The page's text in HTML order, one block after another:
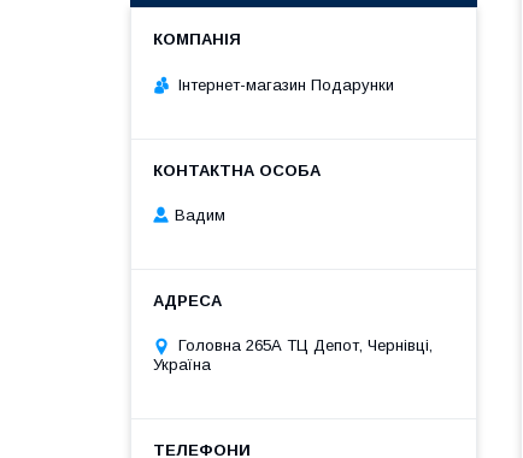
Інтернет-магазин Подарунки
Вадим
Головна 265А ТЦ Депот, Чернівці,
Україна